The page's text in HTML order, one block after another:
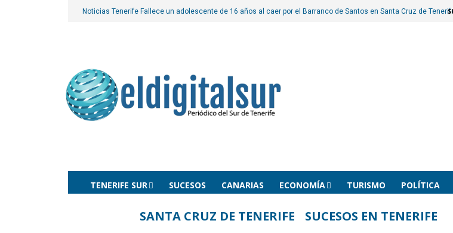
Noticias Tenerife Fallece un adolescente de 16 años al caer por el Barranco de Santos en Santa Cruz de
TENERIFE SUR SUCESOS CANARIAS ECONOMÍA TURISMO POLÍTICA
SANTA CRUZ DE TENERIFE SUCESOS EN TENERIFE